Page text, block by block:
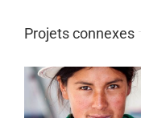
Projets connexes